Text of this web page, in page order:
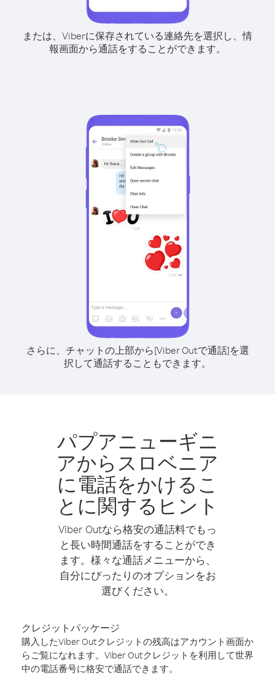
または、Viberに保存されている連絡先を選択し、情
報画面から通話をすることができます。
さらに、チャットの上部から[Viber Outで通話]を選
択して通話することもできます。
パプアニューギニ
アからスロベニア
に電話をかけるこ
とに関するヒント
Viber Outなら格安の通話料でもっ
と長い時間通話をすることができ
ます。様々な通話メニューから、
自分にぴったりのオプションをお
選びください。
クレジットパッケージ
購入したViber Outクレジットの残高はアカウント画面か
らご覧になれます。Viber Outクレジットを利用して世界
中の電話番号に格安で通話できます。